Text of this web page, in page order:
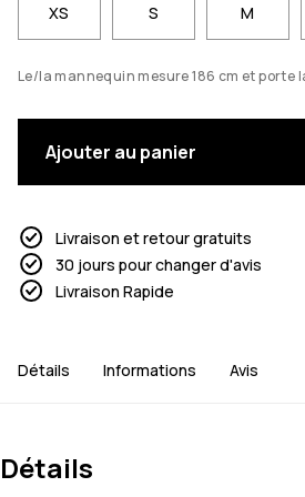
XS S M
Le/la mannequin mesure 186 cm et porte
Ajouter au panier
Livraison et retour gratuits
30 jours pour changer d'avis
Livraison Rapide
Détails Informations Avis
Détails